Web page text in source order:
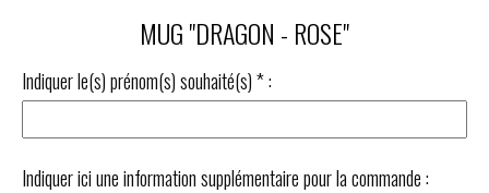
MUG "DRAGON - ROSE"
Indiquer le(s) prénom(s) souhaité(s)*:
Indiquer ici une information supplémentaire pour la commande :